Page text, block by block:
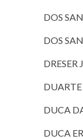
DOS
DOS
DRESER
DUCA
DUCA